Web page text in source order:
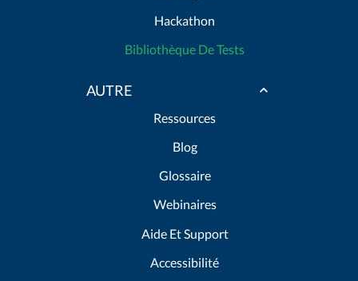
Hackathon
Bibliothèque De Tests
AUTRE
Ressources
Blog
Glossaire
Webinaires
Aide Et Support
Accessibilité